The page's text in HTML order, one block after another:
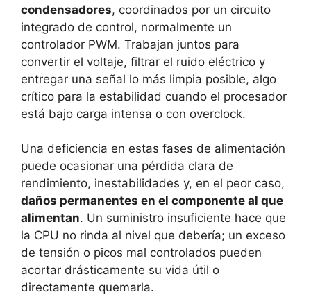
condensadores, coordinados por un circuito
integrado de control, normalmente un
controlador PWM. Trabajan juntos para
convertir el voltaje, filtrar el ruido eléctrico y
entregar una señal lo más limpia posible, algo
crítico para la estabilidad cuando el procesador
está bajo carga intensa o con overclock.
Una deficiencia en estas fases de alimentación
puede ocasionar una pérdida clara de
rendimiento, inestabilidades y, en el peor caso,
daños permanentes en el componente al que
alimentan. Un suministro insuficiente hace que
la CPU no rinda al nivel que debería; un exceso
de tensión o picos mal controlados pueden
acortar drásticamente su vida útil o
directamente quemarla.